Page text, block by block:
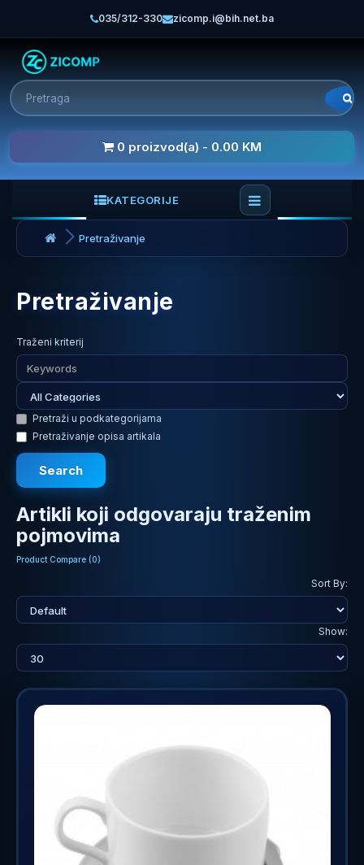
035/312-330 zicomp.i@bih.net.ba
0 proizvod(a) - 0.00 KM
KATEGORIJE
Pretraživanje
Pretraživanje
Traženi kriterij
Pretraži u podkategorijama
Pretraživanje opisa artikala
Artikli koji odgovaraju traženim
pojmovima
Product Compare (0)
Sort By:
Show: